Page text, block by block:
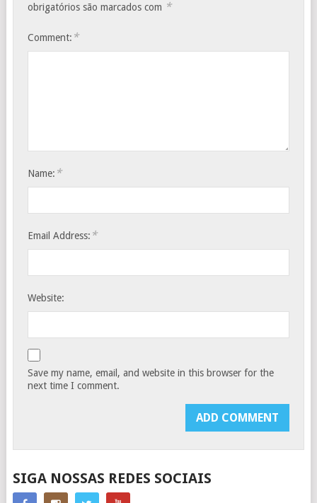
obrigatórios são marcados com *
Comment: *
Name: *
Email Address: *
Website:
Save my name, email, and website in this browser for the
next time I comment.
SIGA NOSSAS REDES SOCIAIS